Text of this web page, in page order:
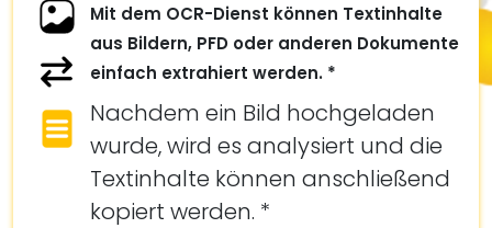
Mit dem OCR-Dienst können Textinhalte
aus Bildern, PFD oder anderen Dokumente
einfach extrahiert werden. *
Nachdem ein Bild hochgeladen
wurde, wird es analysiert und die
Textinhalte können anschließend
kopiert werden. *